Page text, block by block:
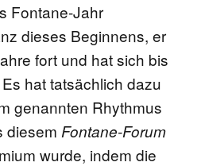
Fontane-Jahr
dieses Beginnens, er
fort und hat sich bis
hat tatsächlich dazu
genannten Rhythmus
diesem Fontane-Forum
wurde, indem die